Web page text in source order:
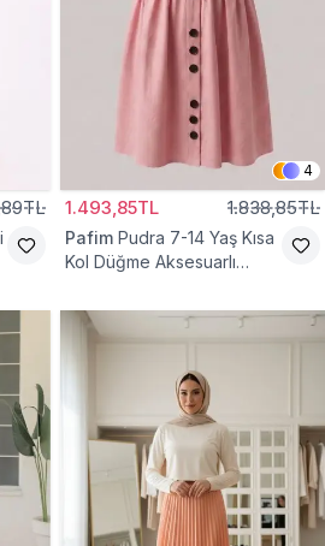
4
1.493,85TL 1.838,85TL
Pafim Pudra 7-14 Yaş Kısa
Kol Düğme Aksesuarlı